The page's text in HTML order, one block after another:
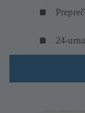
24-